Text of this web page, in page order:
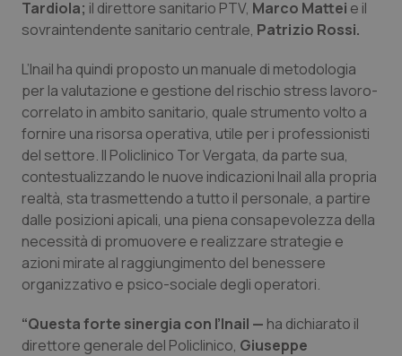
Provincia Autonoma di Bolzano
Provincia Autonoma di Trento
Puglia
Sardegna
Sicilia
Toscana
Infezioni & Febbre
Ipertensione & Scompenso
Malattie rare
Malattia di Crohn & Rettocolite Ulcerosa
Neuroscienze & patologie neurodegenerative
Obesità
Tardiola; il direttore sanitario PTV, Marco Mattei e il
sovraintendente sanitario centrale, Patrizio Rossi.
L’Inail ha quindi proposto un manuale di metodologia
per la valutazione e gestione del rischio stress lavoro-
correlato in ambito sanitario, quale strumento volto a
fornire una risorsa operativa, utile per i professionisti
del settore. Il Policlinico Tor Vergata, da parte sua,
contestualizzando le nuove indicazioni Inail alla propria
realtà, sta trasmettendo a tutto il personale, a partire
dalle posizioni apicali, una piena consapevolezza della
necessità di promuovere e realizzare strategie e
azioni mirate al raggiungimento del benessere
organizzativo e psico-sociale degli operatori.
“Questa forte sinergia con l’Inail — ha dichiarato il
direttore generale del Policlinico, Giuseppe